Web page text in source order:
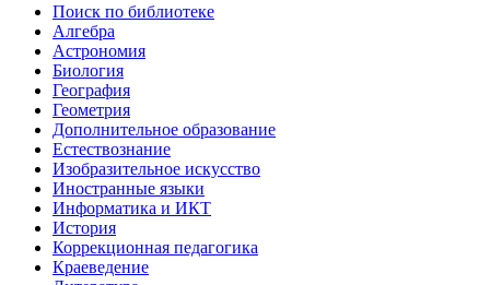
Поиск по библиотеке
Алгебра
Астрономия
Биология
География
Геометрия
Дополнительное образование
Естествознание
Изобразительное искусство
Иностранные языки
Информатика и ИКТ
История
Коррекционная педагогика
Краеведение